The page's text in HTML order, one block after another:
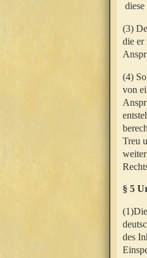
(3)
die er
(4)
von
Treu
§ 5
des